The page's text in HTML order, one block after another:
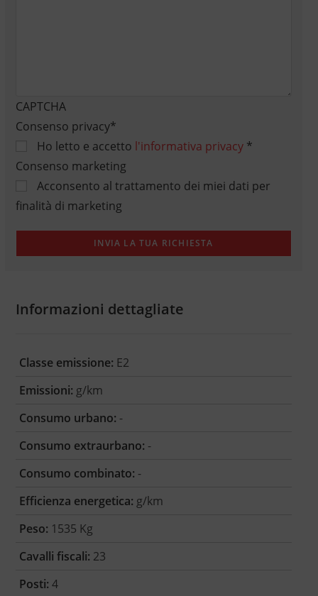
CAPTCHA
Consenso privacy*
Ho letto e accetto l'informativa privacy*
Consenso marketing
Acconsento al trattamento dei miei dati per
finalità di marketing
Informazioni dettagliate
Classe emissione: E2
Emissioni: g/km
Consumo urbano: -
Consumo extraurbano: -
Consumo combinato: -
Efficienza energetica: g/km
Peso: 1535 Kg
Cavalli fiscali: 23
Posti: 4